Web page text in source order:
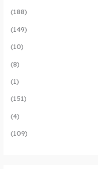
(188)
(149)
(10)
(8)
(1)
(151)
(4)
(109)